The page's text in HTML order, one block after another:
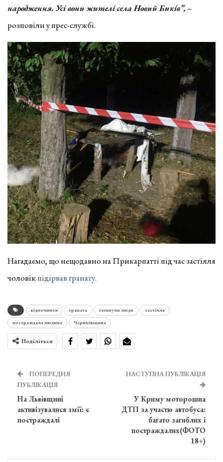
народження. Усі вони жителі села Новий Биків”, –
розповіли у прес-службі.
Нагадаємо, що нещодавно на Прикарпатті під час застілля
чоловік підірвав гранату.
відпочинок граната загинули люди
застілля
постраждала людина
Чернігівщина
Поділіться
ПОПЕРЕДНЯ
ПУБЛІКАЦІЯ
На Львівщині
активізувалися змії: є
постраждалі
НАСТУПНА ПУБЛІКАЦІЯ
У Криму моторошна
ДТП за участю автобуса:
багато загиблих і
постраждалих(ФОТО
18+)